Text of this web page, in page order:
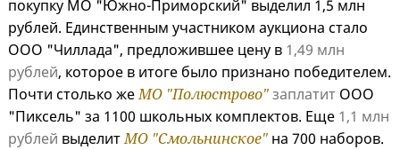
покупку МО "Южно-Приморский" выделил 1,5 млн
рублей. Единственным участником аукциона стало
ООО "Чиллада", предложившее цену в 1,49 млн
рублей, которое в итоге было признано победителем.
Почти столько жеМО "Полюстрово"заплатит ООО
"Пиксель" за 1100 школьных комплектов. Еще 1,1 млн
рублей выделитМО "Смольнинское" на 700 наборов.